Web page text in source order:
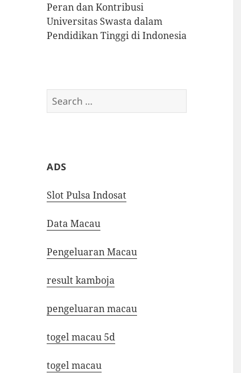
Peran dan Kontribusi
Universitas Swasta dalam
Pendidikan Tinggi di Indonesia
Search
for:
ADS
Slot Pulsa Indosat
Data Macau
Pengeluaran Macau
result kamboja
pengeluaran macau
togel macau 5d
togel macau